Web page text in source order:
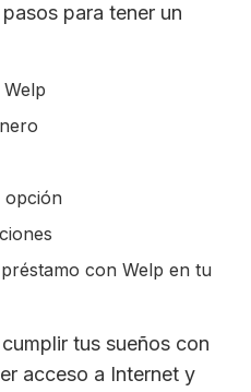
para tener un
opción
con Welp en tu
tus sueños con
acceso a Internet y